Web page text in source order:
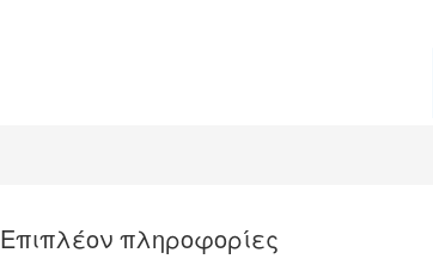
Επιπλέον πληροφορίες